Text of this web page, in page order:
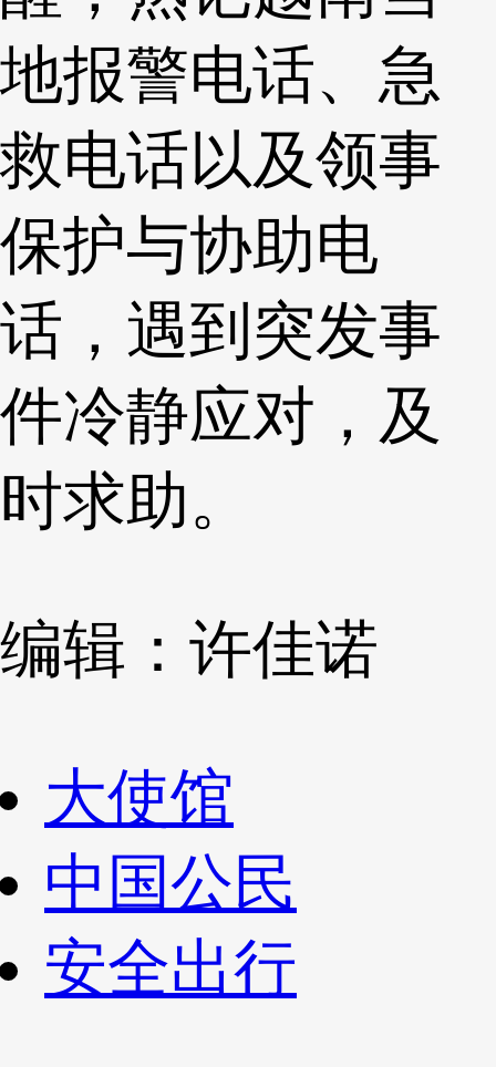
地报警电话、急
救电话以及领事
保护与协助电
话，遇到突发事
件冷静应对，及
时求助。
编辑：许佳诺
大使馆
中国公民
安全出行